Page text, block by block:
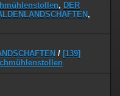
, DER
,
/ [139]